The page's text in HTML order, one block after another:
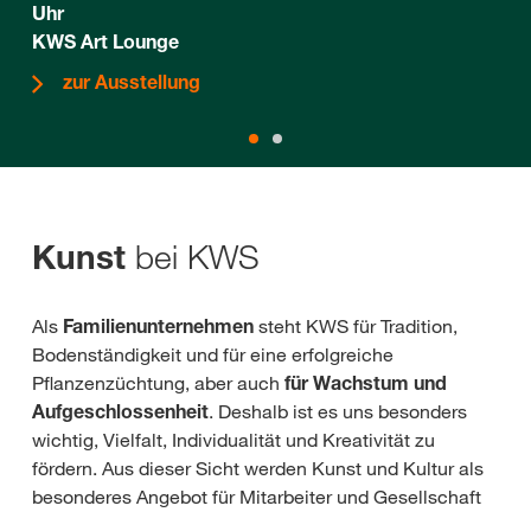
Uhr
KWS Art Lounge
zur Ausstellung
Kunst bei KWS
Als Familienunternehmen steht KWS für Tradition,
Bodenständigkeit und für eine erfolgreiche
Pflanzenzüchtung, aber auch für Wachstum und
Aufgeschlossenheit. Deshalb ist es uns besonders
wichtig, Vielfalt, Individualität und Kreativität zu
fördern. Aus dieser Sicht werden Kunst und Kultur als
besonderes Angebot für Mitarbeiter und Gesellschaft